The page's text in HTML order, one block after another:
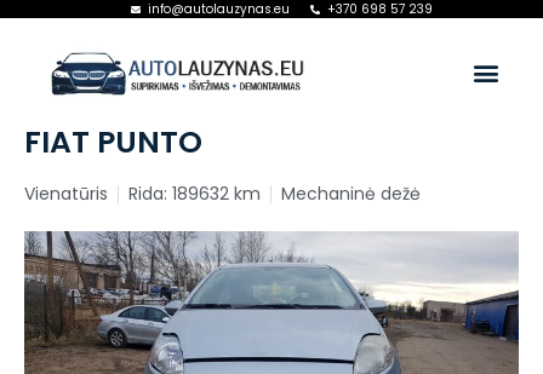
info@autolauzynas.eu +370 698 57 239
FIAT PUNTO
Vienatūris Rida: 189632 km Mechaninė dežė